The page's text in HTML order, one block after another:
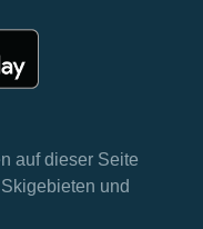
auf dieser Seite
und